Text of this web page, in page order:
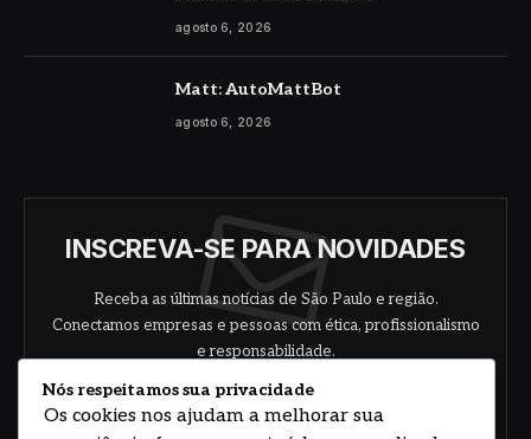
agosto 6, 2026
Matt: AutoMattBot
agosto 6, 2026
INSCREVA-SE PARA NOVIDADES
Receba as últimas notícias de São Paulo e região.
Conectamos empresas e pessoas com ética, profissionalismo
e responsabilidade.
Nós respeitamos sua privacidade
Os cookies nos ajudam a melhorar sua